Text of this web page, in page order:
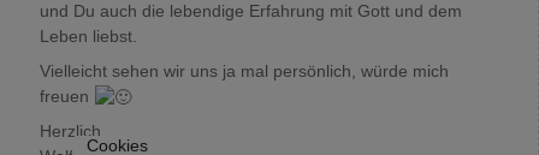
und Du auch die lebendige Erfahrung mit Gott und dem
Leben liebst.
Vielleicht sehen wir uns ja mal persönlich, würde mich
freuen
Herzlich
Cookies